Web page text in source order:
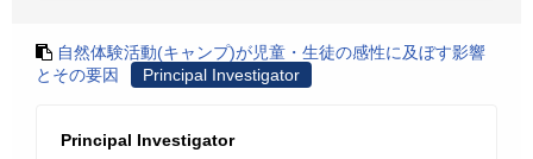
自然体験活動(キャンプ)が児童・生徒の感性に及ぼす影響
とその要因
Principal Investigator
Principal Investigator